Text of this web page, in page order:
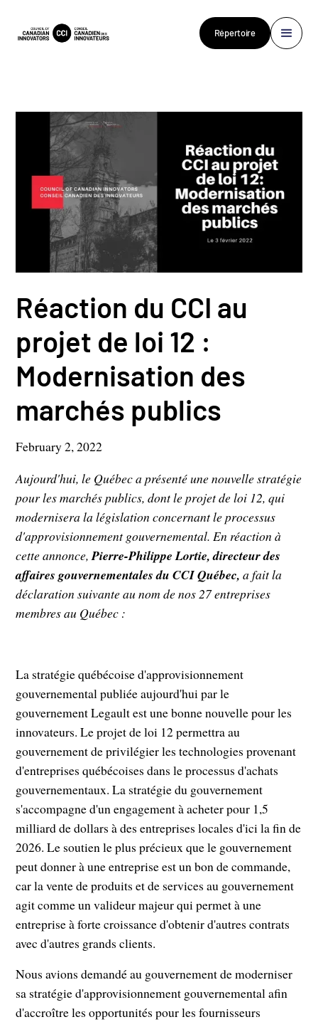
Répertoire
Réaction du CCI au
projet de loi 12 :
Modernisation des
marchés publics
February 2, 2022
Aujourd'hui, le Québec a présenté une nouvelle stratégie
pour les marchés publics, dont le projet de loi 12, qui
modernisera la législation concernant le processus
d'approvisionnement gouvernemental. En réaction à
cette annonce, Pierre-Philippe Lortie, directeur des
affaires gouvernementales du CCI Québec, a fait la
déclaration suivante au nom de nos 27 entreprises
membres au Québec :
La stratégie québécoise d'approvisionnement
gouvernemental publiée aujourd'hui par le
gouvernement Legault est une bonne nouvelle pour les
innovateurs. Le projet de loi 12 permettra au
gouvernement de privilégier les technologies provenant
d'entreprises québécoises dans le processus d'achats
gouvernementaux. La stratégie du gouvernement
s'accompagne d'un engagement à acheter pour 1,5
milliard de dollars à des entreprises locales d'ici la fin de
2026. Le soutien le plus précieux que le gouvernement
peut donner à une entreprise est un bon de commande,
car la vente de produits et de services au gouvernement
agit comme un valideur majeur qui permet à une
entreprise à forte croissance d'obtenir d'autres contrats
avec d'autres grands clients.
Nous avions demandé au gouvernement de moderniser
sa stratégie d'approvisionnement gouvernemental afin
d'accroître les opportunités pour les fournisseurs